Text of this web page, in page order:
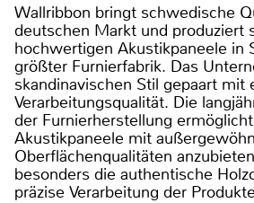
Wallribbon bringt schwedische
deutschen Markt und produziert
hochwertigen Akustikpaneele in
größter Furnierfabrik. Das
skandinavischen Stil gepaart mit
Verarbeitungsqualität. Die
der Furnierherstellung
Akustikpaneele mit
Oberflächenqualitäten
besonders die authentische
präzise Verarbeitung der